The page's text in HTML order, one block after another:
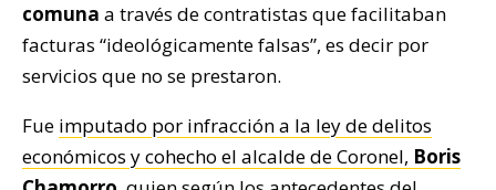
comuna a través de contratistas que facilitaban
facturas “ideológicamente falsas”, es decir por
servicios que no se prestaron.
Fue imputado por infracción a la ley de delitos
económicos y cohecho el alcalde de Coronel, Boris